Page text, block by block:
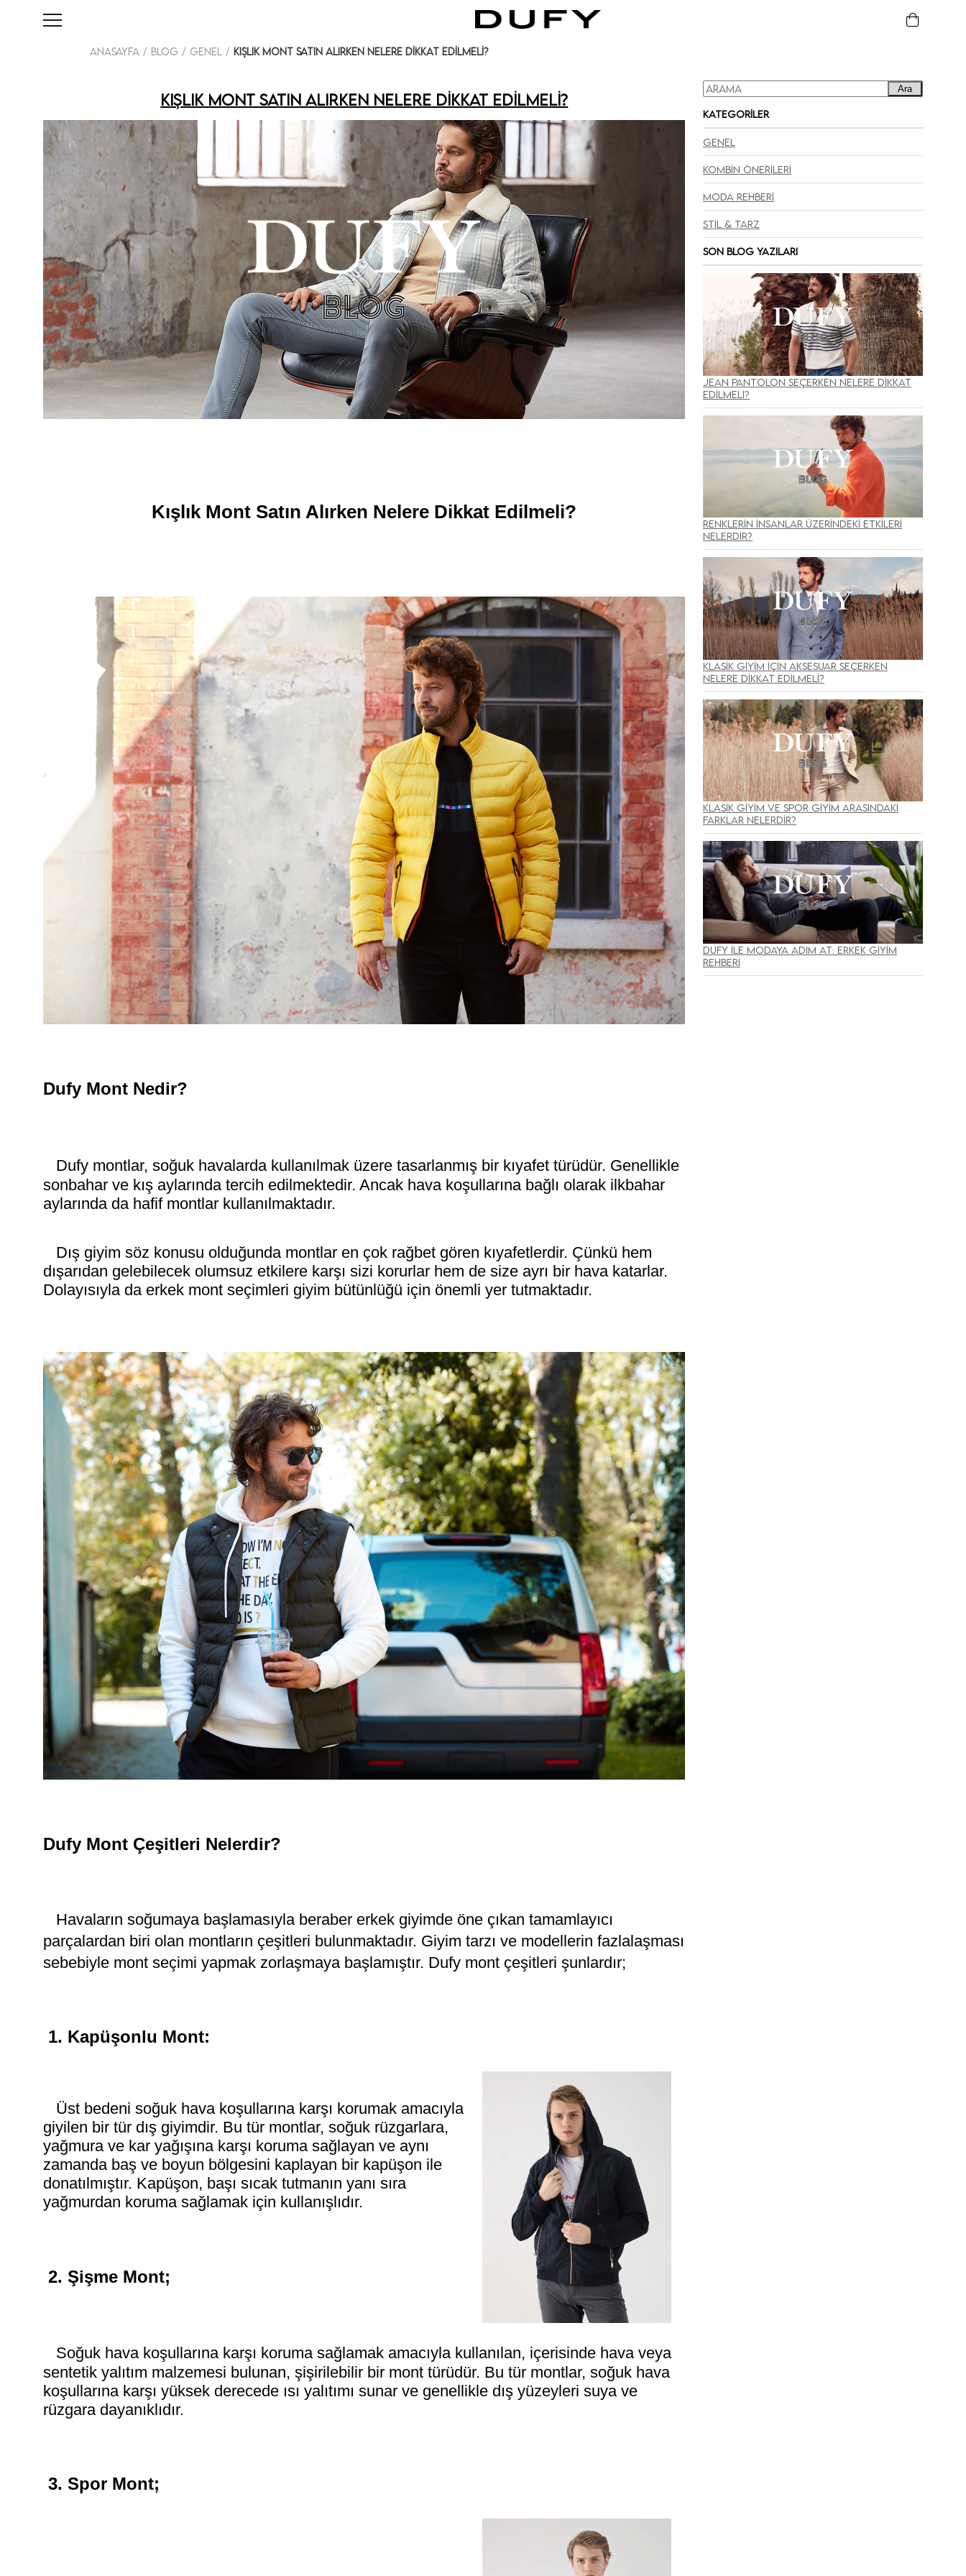
Anasayfa Blog Genel Kışlık Mont Satın Alırken Nelere Dikkat Edilmeli?
Kışlık Mont Satın Alırken Nelere Dikkat Edilmeli?
Kışlık Mont Satın Alırken Nelere Dikkat Edilmeli?
Dufy Mont Nedir?
Dufy montlar, soğuk havalarda kullanılmak üzere tasarlanmış bir kıyafet türüdür. Genellikle
sonbahar ve kış aylarında tercih edilmektedir. Ancak hava koşullarına bağlı olarak ilkbahar
aylarında da hafif montlar kullanılmaktadır.
Dış giyim söz konusu olduğunda montlar en çok rağbet gören kıyafetlerdir. Çünkü hem
dışarıdan gelebilecek olumsuz etkilere karşı sizi korurlar hem de size ayrı bir hava katarlar.
Dolayısıyla da erkek mont seçimleri giyim bütünlüğü için önemli yer tutmaktadır.
Dufy Mont Çeşitleri Nelerdir?
Havaların soğumaya başlamasıyla beraber erkek giyimde öne çıkan tamamlayıcı
parçalardan biri olan montların çeşitleri bulunmaktadır. Giyim tarzı ve modellerin fazlalaşması
sebebiyle mont seçimi yapmak zorlaşmaya başlamıştır. Dufy mont çeşitleri şunlardır;
1. Kapüşonlu Mont:
Üst bedeni soğuk hava koşullarına karşı korumak amacıyla
giyilen bir tür dış giyimdir. Bu tür montlar, soğuk rüzgarlara,
yağmura ve kar yağışına karşı koruma sağlayan ve aynı
zamanda baş ve boyun bölgesini kaplayan bir kapüşon ile
donatılmıştır. Kapüşon, başı sıcak tutmanın yanı sıra
yağmurdan koruma sağlamak için kullanışlıdır.
2. Şişme Mont;
Soğuk hava koşullarına karşı koruma sağlamak amacıyla kullanılan, içerisinde hava veya
sentetik yalıtım malzemesi bulunan, şişirilebilir bir mont türüdür. Bu tür montlar, soğuk hava
koşullarına karşı yüksek derecede ısı yalıtımı sunar ve genellikle dış yüzeyleri suya ve
rüzgara dayanıklıdır.
3. Spor Mont;
Ara
Kategoriler
Genel
Kombin Önerileri
Moda Rehberi
Stil & Tarz
Son Blog Yazıları
Jean Pantolon Seçerken Nelere Dikkat
Edilmeli?
Renklerin İnsanlar Üzerindeki Etkileri
Nelerdir?
Klasik Giyim İçin Aksesuar Seçerken
Nelere Dikkat Edilmeli?
Klasik Giyim ve Spor Giyim Arasındaki
Farklar Nelerdir?
Dufy ile Modaya Adım At: Erkek Giyim
Rehberi